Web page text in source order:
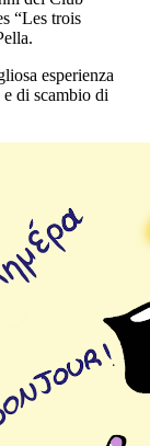
“Les trois
esperienza
e di scambio di